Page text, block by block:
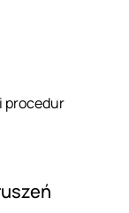
procedur